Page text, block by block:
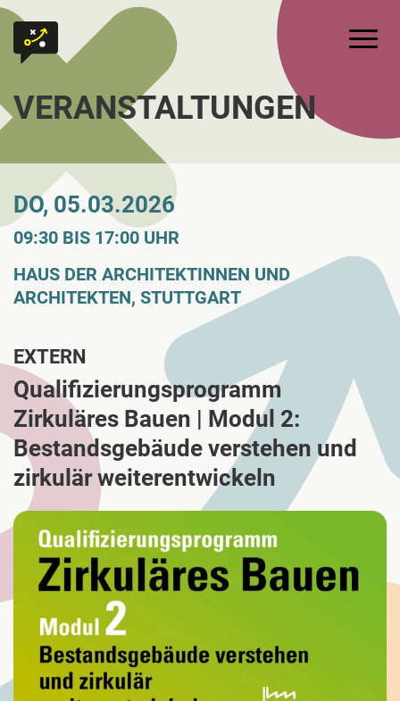
Zum Inhalt springen
Zur Startseite
VERANSTALTUNGEN
DO, 05.03.2026
09:30 BIS 17:00 UHR
HAUS DER ARCHITEKTINNEN UND
ARCHITEKTEN, STUTTGART
EXTERN
Qualifizierungsprogramm
Zirkuläres Bauen | Modul 2:
Bestandsgebäude verstehen und
zirkulär weiterentwickeln